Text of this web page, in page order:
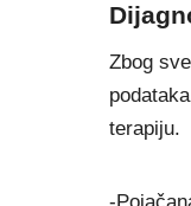
Zbog
terapiju.